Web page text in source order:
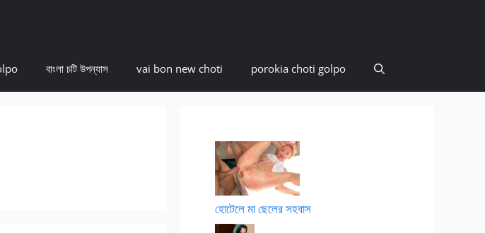
বাংলা চটি উপন্যাস vai bon new choti porokia choti golpo
হোটেলে মা ছেলের সহবাস